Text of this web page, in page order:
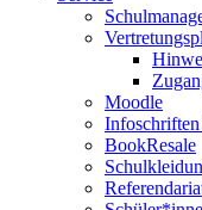
Moodle
BookResale